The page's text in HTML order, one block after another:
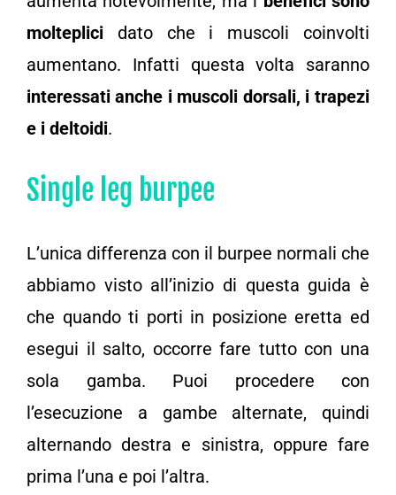
molteplici dato che i muscoli coinvolti
aumentano. Infatti questa volta saranno
interessati anche i muscoli dorsali, i trapezi
e i deltoidi.
Single leg burpee
L’unica differenza con il burpee normali che
abbiamo visto all’inizio di questa guida è
che quando ti porti in posizione eretta ed
esegui il salto, occorre fare tutto con una
sola gamba. Puoi procedere con
l’esecuzione a gambe alternate, quindi
alternando destra e sinistra, oppure fare
prima l’una e poi l’altra.